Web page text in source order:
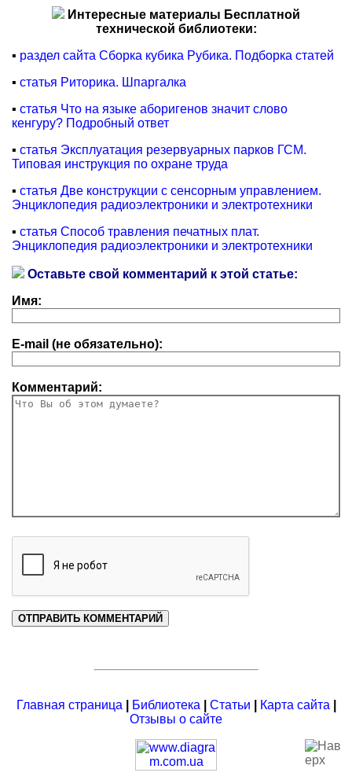
Интересные материалы Бесплатной
технической библиотеки:
▪ раздел сайта Сборка кубика Рубика. Подборка статей
▪ статья Риторика. Шпаргалка
▪ статья Что на языке аборигенов значит слово
кенгуру? Подробный ответ
▪ статья Эксплуатация резервуарных парков ГСМ.
Типовая инструкция по охране труда
▪ статья Две конструкции с сенсорным управлением.
Энциклопедия радиоэлектроники и электротехники
▪ статья Способ травления печатных плат.
Энциклопедия радиоэлектроники и электротехники
Оставьте свой комментарий к этой статье:
Имя:
E-mail (не обязательно):
Комментарий:
Главная страница Библиотека Статьи Карта сайта
Отзывы о сайте